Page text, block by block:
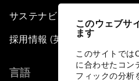
このウェブサ
ます
このサイトでは
に合わせたコン
フィックの分析
サステナビリティへの取り組み
採用情報 (英語のみ)
言語